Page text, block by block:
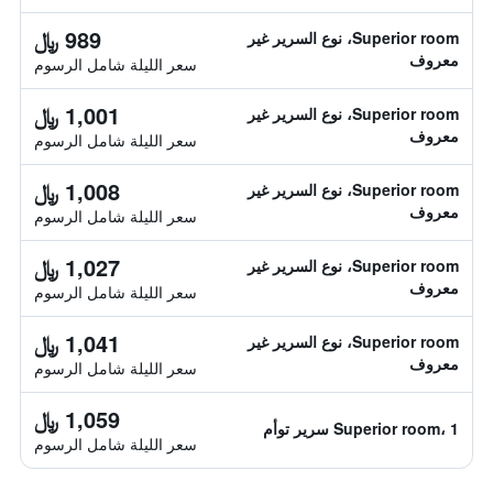
Superior room، نوع السرير غير
معروف
989 ﷼
سعر الليلة شامل الرسوم
Superior room، نوع السرير غير
معروف
1,001 ﷼
سعر الليلة شامل الرسوم
Superior room، نوع السرير غير
معروف
1,008 ﷼
سعر الليلة شامل الرسوم
Superior room، نوع السرير غير
معروف
1,027 ﷼
سعر الليلة شامل الرسوم
Superior room، نوع السرير غير
معروف
1,041 ﷼
سعر الليلة شامل الرسوم
Superior room، 1 سرير توأم 1,059 ﷼
سعر الليلة شامل الرسوم